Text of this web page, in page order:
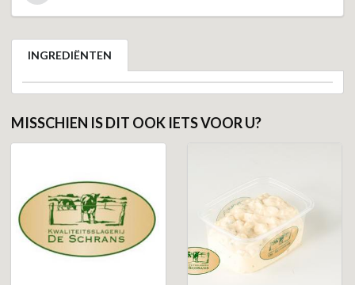
INGREDIËNTEN
MISSCHIEN IS DIT OOK IETS VOOR U?